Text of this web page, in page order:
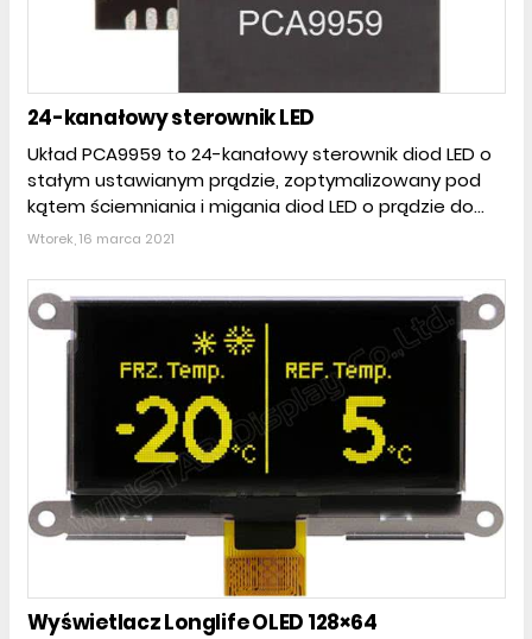
24-kanałowy sterownik LED
Układ PCA9959 to 24-kanałowy sterownik diod LED o
stałym ustawianym prądzie, zoptymalizowany pod
kątem ściemniania i migania diod LED o prądzie do...
Wtorek, 16 marca 2021
Wyświetlacz Longlife OLED 128×64